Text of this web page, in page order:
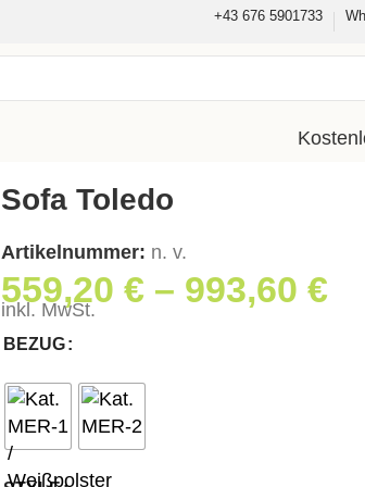
+43 676 5901733
Sofa Toledo
Artikelnummer: n. v.
559,20 €– 993,60 €
inkl. MwSt.
BEZUG